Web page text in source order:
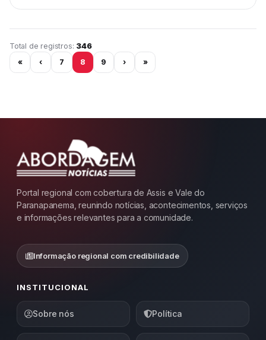
Total de registros: 346
Página 8 de 29
« ‹ 7 8 9 › »
Portal regional com cobertura de Assis e Vale do
Paranapanema, reunindo notícias, acontecimentos, serviços
e informações relevantes para a comunidade.
Informação regional com credibilidade
INSTITUCIONAL
Sobre nós Política